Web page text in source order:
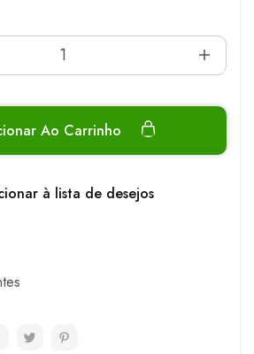
Ao Carrinho
à lista de desejos